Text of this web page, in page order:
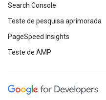
Search Console
Teste de pesquisa aprimorada
PageSpeed Insights
Teste de AMP